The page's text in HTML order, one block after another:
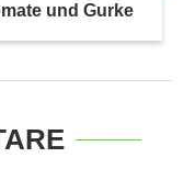
und Gurke